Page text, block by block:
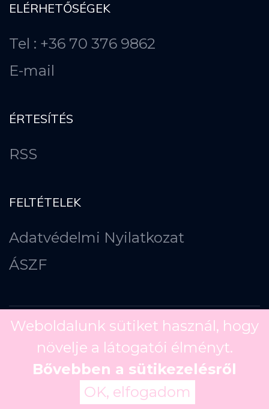
ELÉRHETŐSÉGEK
Tel : +36 70 376 9862
E-mail
ÉRTESÍTÉS
RSS
FELTÉTELEK
Adatvédelmi Nyilatkozat
ÁSZF
Copyright © 2026
Weboldalunk sütiket használ, hogy
növelje a látogatói élményt.
Bővebben a sütikezelésről
OK, elfogadom